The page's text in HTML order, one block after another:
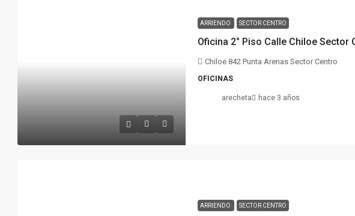
ARRIENDO SECTOR CENTRO
Oficina 2° Piso Calle Chiloe Sector
Chiloe 842 Punta Arenas Sector Centro
OFICINAS
arecheta hace 3 años
ARRIENDO SECTOR CENTRO